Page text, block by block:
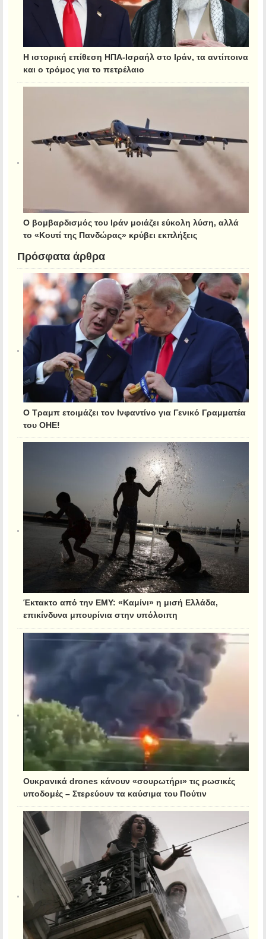
Η ιστορική επίθεση ΗΠΑ-Ισραήλ στο Ιράν, τα αντίποινα
και ο τρόμος για το πετρέλαιο
Ο βομβαρδισμός του Ιράν μοιάζει εύκολη λύση, αλλά
το «Κουτί της Πανδώρας» κρύβει εκπλήξεις
Πρόσφατα άρθρα
Ο Τραμπ ετοιμάζει τον Ινφαντίνο για Γενικό Γραμματέα
του ΟΗΕ!
Έκτακτο από την ΕΜΥ: «Καμίνι» η μισή Ελλάδα,
επικίνδυνα μπουρίνια στην υπόλοιπη
Ουκρανικά drones κάνουν «σουρωτήρι» τις ρωσικές
υποδομές – Στερεύουν τα καύσιμα του Πούτιν